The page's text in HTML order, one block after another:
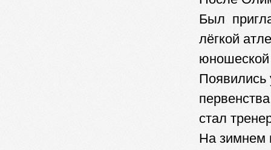
Был
лёгкой
юношеской
Появились
стал
На зимнем